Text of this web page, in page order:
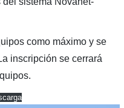
como máximo y se
inscripción se cerrará